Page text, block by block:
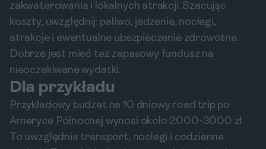
zakwaterowania i lokalnych atrakcji. Szacując
koszty, uwzględnij: paliwo, jedzenie, noclegi,
atrakcje i ewentualne ubezpieczenie zdrowotne.
Dobrze jest mieć też zapasowy fundusz na
nieoczekiwane wydatki.
Dla przykładu
Przykładowy budżet na 10 dniowy road trip po
Ameryce Północnej wynosi około 2000-3000 zł.
To uwzględnia transport, noclegi i codzienne